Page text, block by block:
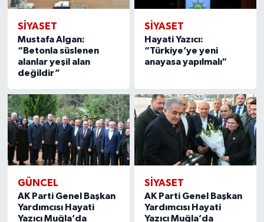
SIYASET
Mustafa Algan:
“Betonla süslenen
alanlar yeşil alan
değildir”
SIYASET
Hayati Yazıcı:
“Türkiye’ye yeni
anayasa yapılmalı"
GÜNCEL
AK Parti Genel Başkan
Yardımcısı Hayati
Yazıcı Muğla’da
SIYASET
AK Parti Genel Başkan
Yardımcısı Hayati
Yazıcı Muğla’da